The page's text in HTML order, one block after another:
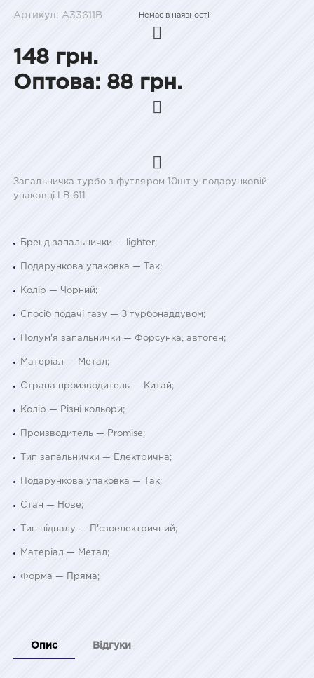
Артикул: A33611B Немає в наявності
148 грн.
Оптова: 88 грн.
Запальничка турбо з футляром 10шт у подарунковій
упаковці LB-611
Бренд запальнички — lighter;
Подарункова упаковка — Так;
Колір — Чорний;
Спосіб подачі газу — З турбонаддувом;
Полум'я запальнички — Форсунка, автоген;
Матеріал — Метал;
Страна производитель — Китай;
Колір — Різні кольори;
Производитель — Promise;
Тип запальнички — Електрична;
Подарункова упаковка — Так;
Стан — Нове;
Тип підпалу — П'єзоелектричний;
Матеріал — Метал;
Форма — Пряма;
Опис Відгуки